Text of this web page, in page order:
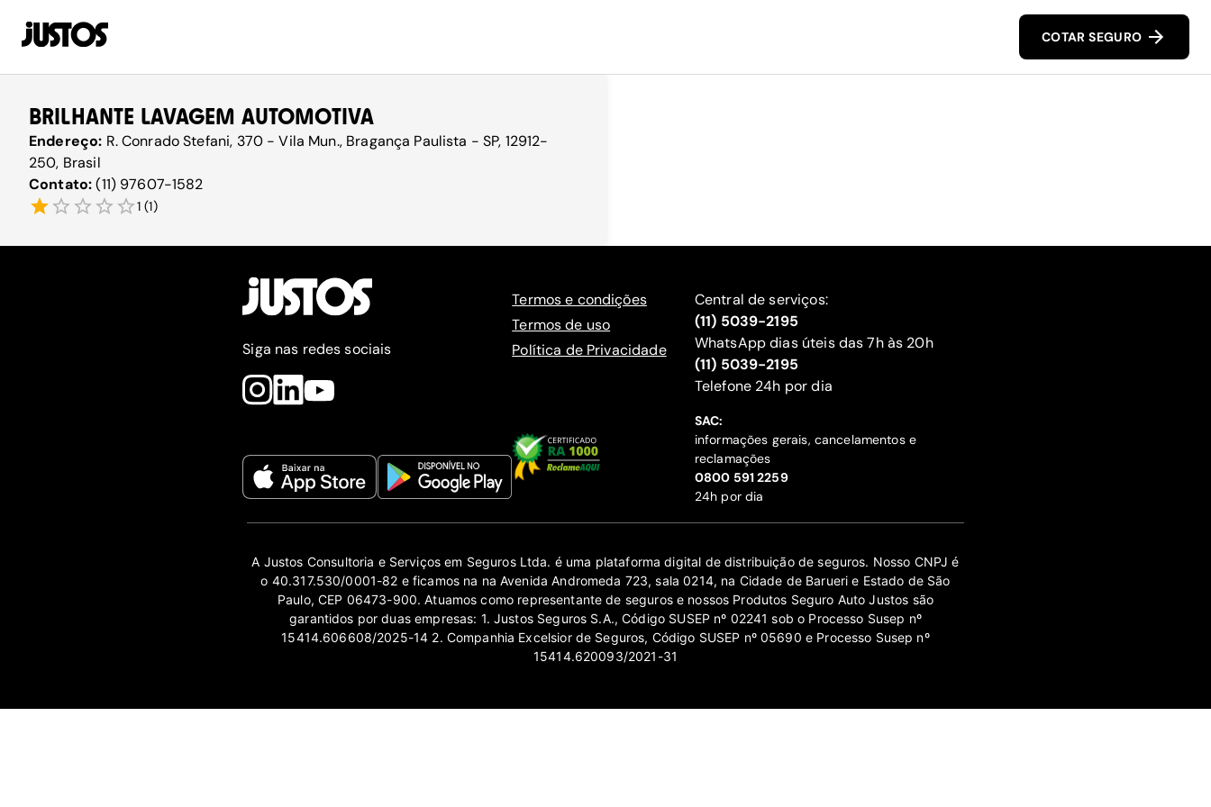
COTAR SEGURO
BRILHANTE LAVAGEM AUTOMOTIVA
Endereço: R. Conrado Stefani, 370 - Vila Mun., Bragança Paulista - SP, 12912-
250, Brasil
Contato:(11) 97607-1582
1 (1)
Siga nas redes sociais
Termos e condições
Termos de uso
Política de Privacidade
Central de serviços:
(11) 5039-2195
WhatsApp dias úteis das 7h às 20h
(11) 5039-2195
‍Telefone 24h por dia
SAC:
informações gerais, cancelamentos e
reclamações
‍0800 591 2259
24h por dia
A Justos Consultoria e Serviços em Seguros Ltda. é uma plataforma digital de distribuição de seguros. Nosso CNPJ é
o 40.317.530/0001-82 e ficamos na na Avenida Andromeda 723, sala 0214, na Cidade de Barueri e Estado de São
Paulo, CEP 06473-900. Atuamos como representante de seguros e nossos Produtos Seguro Auto Justos são
garantidos por duas empresas: 1. Justos Seguros S.A., Código SUSEP nº 02241 sob o Processo Susep nº
15414.606608/2025-14 2. Companhia Excelsior de Seguros, Código SUSEP nº 05690 e Processo Susep nº
15414.620093/2021-31